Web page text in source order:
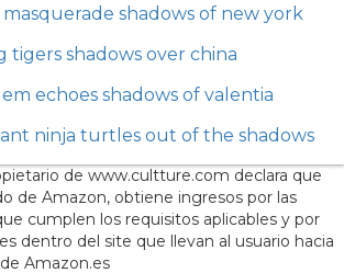
shadows of new york
tigers shadows over china
echoes shadows of valentia
ninja turtles out of the shadows
de www.cultture.com declara que
de Amazon, obtiene ingresos por las
cumplen los requisitos aplicables y por
dentro del site que llevan al usuario hacia
Amazon.es